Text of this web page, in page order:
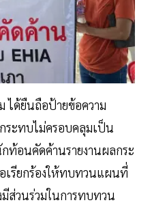
ได้ยืนถือป้ายข้อความ
ระทบไม่ครอบคลุมเป็น
กท้อนคัดค้านรายงานผลกระ
เรียกร้องให้ทบทวนแผนที่
มีส่วนร่วมในการทบทวน